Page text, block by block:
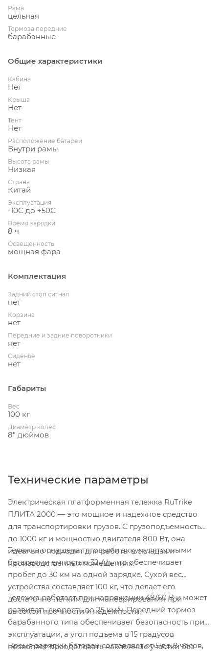
Рама
цельная
Тормоза передние
барабанные
Общие характеристики
Кабина
Нет
Крыша
Нет
Тент
Нет
Расположение батареи
Внутри рамы
Высота рамы
Низкая
Страна
Китай
Эксплуатация
-10С до +50С
Время зарядки
8 ч
Освещенность
мощная фара
Комплектация
Задний стоп сигнал
нет
Корзина
нет
Передние и задние поворотники
нет
Сиденье
нет
Габариты
Вес
100 кг
Диаметр колес
8" дюймов
Технические параметры
Электрическая платформенная тележка RuTrike
ПЛИТА 2000 — это мощное и надежное средство
для транспортировки грузов. С грузоподъемностью
до 1000 кг и мощностью двигателя 800 Вт, она
идеально подходит для работы в складах и
производственных помещениях.
Тележка оснащена тяговыми аккумуляторными
батареями емкостью 32 Ah, что обеспечивает
пробег до 30 км на одной зарядке. Сухой вес
устройства составляет 100 кг, что делает его
достаточно легким для маневрирования при
высокой прочности и надежности.
Тележка работает при напряжении 48/60 В и может
развивать скорость до 25 км/ч. Передний тормоз
барабанного типа обеспечивает безопасность при
эксплуатации, а угол подъема в 15 градусов
позволяет преодолевать наклонные участки без
Время зарядки батареи составляет от 5 до 8 часов,